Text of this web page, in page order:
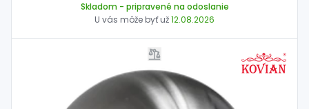
Skladom - pripravené na odoslanie
U vás môže byť už12.08.2026